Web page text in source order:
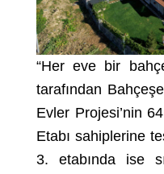
“Her eve bir
tarafından
Evler Projesi’nin
Etabı sahiplerine
3. etabında ise